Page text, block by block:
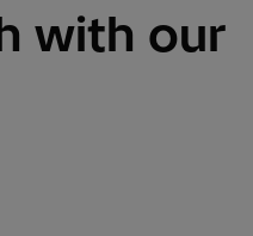
with our